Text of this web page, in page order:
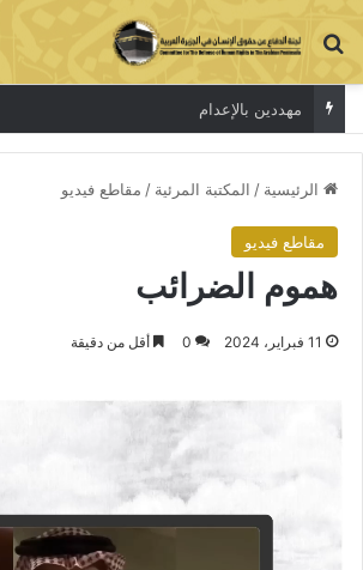
بحث عن
مهددين بالإعدام
الرئيسية / المكتبة المرئية / مقاطع فيديو
مقاطع فيديو
هموم الضرائب
11 فبراير، 2024 0 أقل من دقيقة